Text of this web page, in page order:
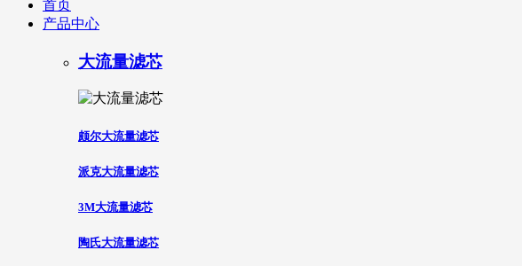
首页
产品中心
大流量滤芯
颇尔大流量滤芯
派克大流量滤芯
3M大流量滤芯
陶氏大流量滤芯